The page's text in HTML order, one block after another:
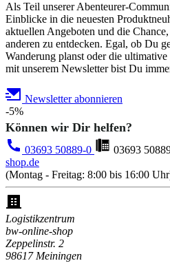
Als Teil unserer Abenteurer-
Einblicke in die neuesten
aktuellen Angeboten und die
anderen zu entdecken. Egal, ob Du
Wanderung planst oder die
mit unserem Newsletter bist Du
Newsletter abonnieren
-5%
Können wir Dir helfen?
03693 50889-0 03693
shop.de
(Montag - Freitag: 8:00 bis 16:00
Logistikzentrum
bw-online-shop
Zeppelinstr. 2
98617 Meiningen